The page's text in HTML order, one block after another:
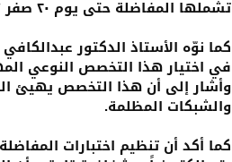
تشملها المفاضلة حتى يوم ٢٠ صفر ١٤٤٧هـ، بما يضمن سير العملية الأكاديمية بسلاسة وشفافية.
كما نوّه الأستاذ الدكتور
في اختيار هذا التخصص النوعي
وأشار إلى أن هذا التخصص يهيئ
والشبكات المظلمة.
كما أكد أن تنظيم اختبارات